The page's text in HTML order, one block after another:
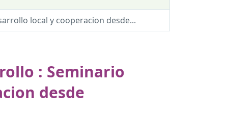
local y cooperacion desde...
: Seminario
desde